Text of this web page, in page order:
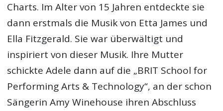
Charts. Im Alter von 15 Jahren entdeckte sie
dann erstmals die Musik von Etta James und
Ella Fitzgerald. Sie war überwältigt und
inspiriert von dieser Musik. Ihre Mutter
schickte Adele dann auf die „BRIT School for
Performing Arts & Technology“, an der schon
Sängerin Amy Winehouse ihren Abschluss